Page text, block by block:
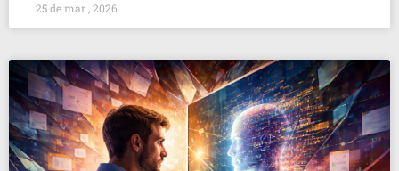
25 de mar , 2026